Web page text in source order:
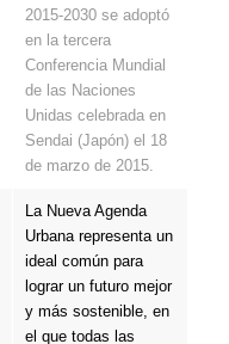
2015-2030 se adoptó
en la tercera
Conferencia Mundial
de las Naciones
Unidas celebrada en
Sendai (Japón) el 18
de marzo de 2015.
La Nueva Agenda
Urbana representa un
ideal común para
lograr un futuro mejor
y más sostenible, en
el que todas las